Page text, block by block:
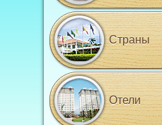
Страны
Отели